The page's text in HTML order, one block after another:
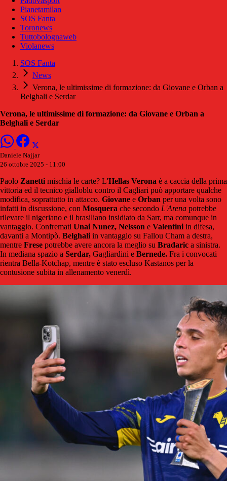
Pianetamilan
SOS Fanta
Toronews
Tuttobolognaweb
Violanews
SOS Fanta
News
Verona, le ultimissime di formazione: da Giovane e Orban a
Belghali e Serdar
Verona, le ultimissime di formazione: da Giovane e Orban a
Belghali e Serdar
Daniele Najjar
26 ottobre 2025 - 11:00
Paolo Zanetti mischia le carte? L'Hellas Verona è a caccia della prima
vittoria ed il tecnico gialloblu contro il Cagliari può apportare qualche
modifica, soprattutto in attacco. Giovane e Orban per una volta sono
infatti in discussione, con Mosquera che secondo L'Arena potrebbe
rilevare il nigeriano e il brasiliano insidiato da Sarr, ma comunque in
vantaggio. Confremati Unai Nunez, Nelsson e Valentini in difesa,
davanti a Montipò. Belghali in vantaggio su Fallou Cham a destra,
mentre Frese potrebbe avere ancora la meglio su Bradaric a sinistra.
In mediana spazio a Serdar, Gagliardini e Bernede. Fra i convocati
rientra Bella-Kotchap, mentre è stato escluso Kastanos per la
contusione subita in allenamento venerdì.